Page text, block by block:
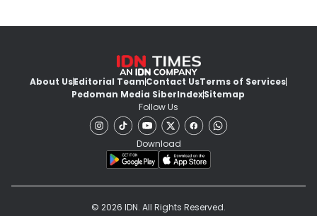
About UsEditorial TeamContact UsTerms of Services
Pedoman Media SiberIndexSitemap
Follow Us
Download
© 2026 IDN. All Rights Reserved.